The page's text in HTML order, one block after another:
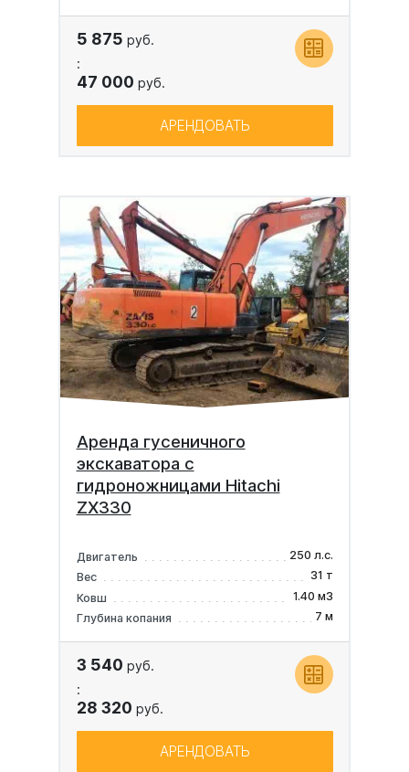
5 875 руб.
:
47 000 руб.
АРЕНДОВАТЬ
Аренда гусеничного
экскаватора с
гидроножницами Hitachi
ZX330
Двигатель
250 л.с.
Вес
31 т
Ковш
1.40 м3
Глубина копания
7 м
3 540 руб.
:
28 320 руб.
АРЕНДОВАТЬ